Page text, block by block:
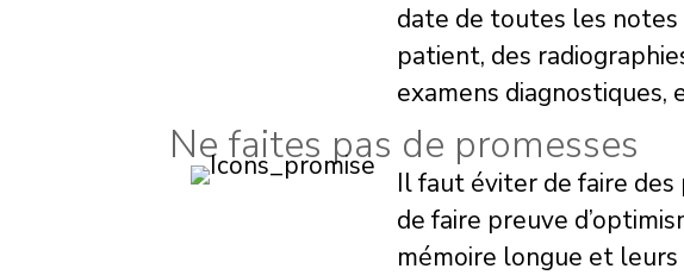
date de toutes les notes
patient, des
examens
Ne faites pas de promesses
Il faut éviter de faire
de faire preuve
mémoire longue et